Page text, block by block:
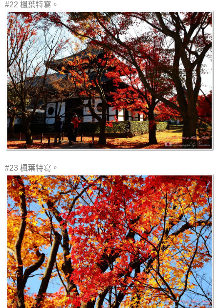
#22 楓葉特寫。
#23 楓葉特寫。